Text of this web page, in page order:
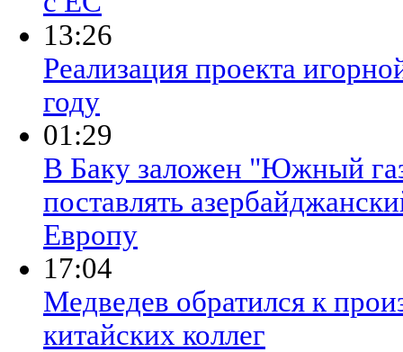
13:26
Реализация проекта
году
01:29
В Баку заложен "Южный
поставлять
Европу
17:04
Медведев обратился к
китайских коллег